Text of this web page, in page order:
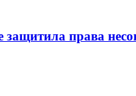
права